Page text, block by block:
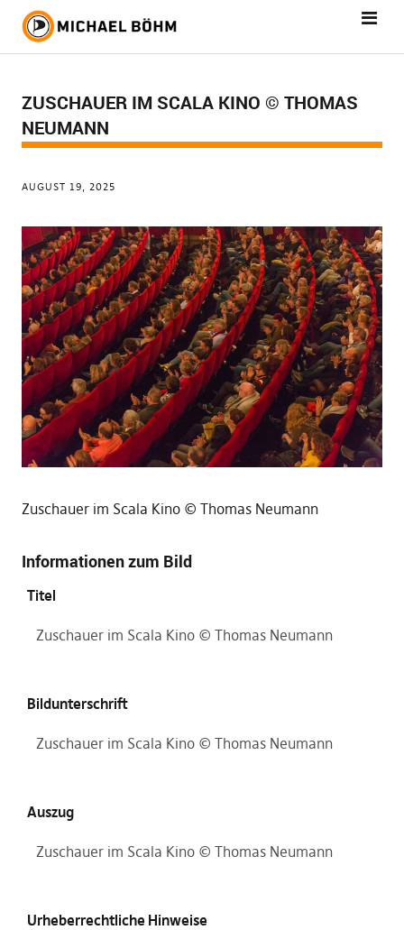
ZUSCHAUER IM SCALA KINO © THOMAS
NEUMANN
AUGUST 19, 2025
Zuschauer im Scala Kino © Thomas Neumann
Informationen zum Bild
Titel
Zuschauer im Scala Kino © Thomas Neumann
Bildunterschrift
Zuschauer im Scala Kino © Thomas Neumann
Auszug
Zuschauer im Scala Kino © Thomas Neumann
Urheberrechtliche Hinweise